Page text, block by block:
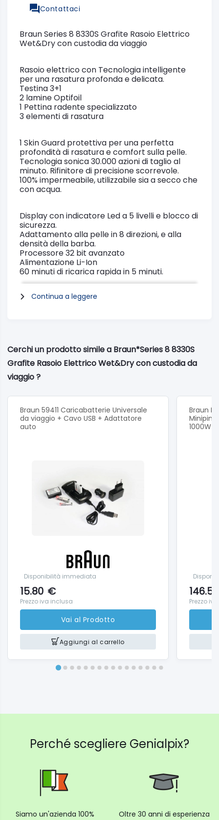
Contattaci
Braun Series 8 8330S Grafite Rasoio Elettrico
Wet&Dry con custodia da viaggio
Rasoio elettrico con Tecnologia intelligente
per una rasatura profonda e delicata.
Testina 3+1
2 lamine Optifoil
1 Pettina radente specializzato
3 elementi di rasatura
1 Skin Guard protettiva per una perfetta
profondità di rasatura e comfort sulla pelle.
Tecnologia sonica 30.000 azioni di taglio al
minuto. Rifinitore di precisione scorrevole.
100% impermeabile, utilizzabile sia a secco che
con acqua.
Display con indicatore Led a 5 livelli e blocco di
sicurezza.
Adattamento alla pelle in 8 direzioni, e alla
densità della barba.
Processore 32 bit avanzato
Alimentazione Li-Ion
60 minuti di ricarica rapida in 5 minuti.
Continua a leggere
Cerchi un prodotto simile a Braun*Series 8 8330S
Grafite Rasoio Elettrico Wet&Dry con custodia da
viaggio ?
Braun 59411 Caricabatterie Universale
da viaggio + Cavo USB + Adattatore
auto
Disponibilità immediata
15.80 €
Prezzo iva inclusa
Vai al Prodotto
Aggiungi al carrello
Braun
1000W
146.50
Prezzo
Perché scegliere Genialpix?
Siamo un'azienda 100%
Oltre 30 anni di esperienza